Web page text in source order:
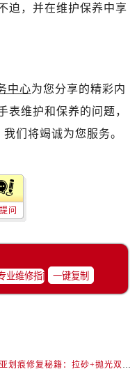
迫，并在维护保养中享
中心为您分享的精彩内
表维护和保养的问题，
们将竭诚为您服务。
问
一键复制
卡地亚划痕修复秘籍：拉砂+抛光双工艺还原如新